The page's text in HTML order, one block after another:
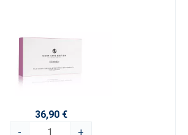
36,90 €
-
+